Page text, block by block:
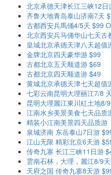
北京承德天津长江三峡12日
齐鲁大地青岛泰山济南7天
古都西安兵馬俑4/5天 $99
北京西安兵马俑华山七天古
皇城北京承德天津八天超值
金牌北京四天豪华游 $99
古都北京五天顺道游 $69
古都北京四天顺道游 $49
黄城北京承德天津七天超值
七彩云南昆明大理丽江7/8
昆明大理麗江東川紅土地8/
江南水乡美景美食七天品质
精装小江南美景四天品质游
泉城济南 东岳泰山7日游
江山无限 精彩北京6天游
传奇九寨 长江三峡11日游
雲南石林，大理，麗江8/9
天府之国 传奇九寨8天游